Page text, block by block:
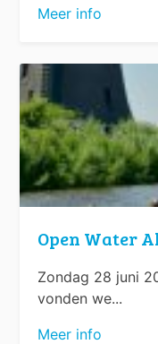
Meer info
Open Water
Zondag 28 juni
vonden we...
Meer info